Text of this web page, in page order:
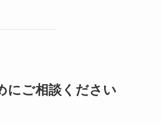
にご相談ください